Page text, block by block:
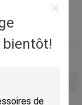
bientôt!